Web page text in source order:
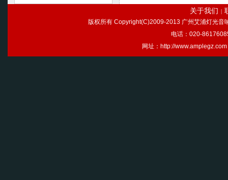
关于我们 |
版权所有 Copyright(C)2009-2013 广州艾浦灯光
电话：020-
网址：http://